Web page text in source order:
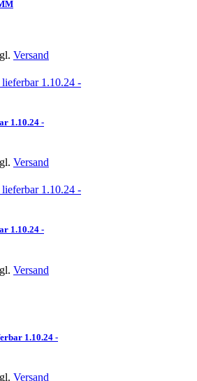
Versand
1.10.24 -
Versand
1.10.24 -
Versand
1.10.24 -
Versand